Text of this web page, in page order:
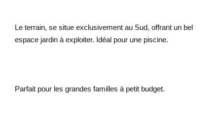
Le terrain, se situe exclusivement au Sud, offrant un bel
espace jardin à exploiter. Idéal pour une piscine.
Parfait pour les grandes familles à petit budget.